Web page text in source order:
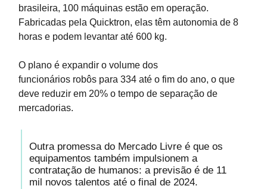
brasileira, 100 máquinas estão em operação.
Fabricadas pela Quicktron, elas têm autonomia de 8
horas e podem levantar até 600 kg.
O plano é expandir o volume dos
funcionários robôs para 334 até o fim do ano, o que
deve reduzir em 20% o tempo de separação de
mercadorias.
Outra promessa do Mercado Livre é que os
equipamentos também impulsionem a
contratação de humanos: a previsão é de 11
mil novos talentos até o final de 2024.